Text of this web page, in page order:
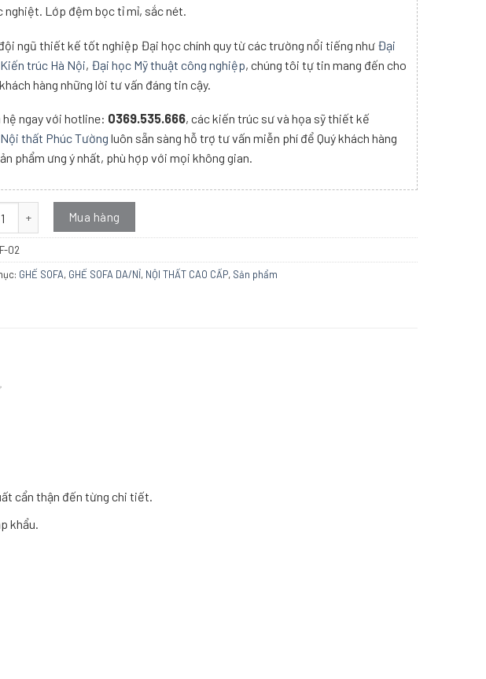
nghiệt. Lớp đệm bọc tỉ mỉ, sắc nét.
ngũ thiết kế tốt nghiệp Đại học chính quy từ các trường nổi tiếng như Đại
trúc Hà Nội, Đại học Mỹ thuật công nghiệp, chúng tôi tự tin mang đến cho
hàng những lời tư vấn đáng tin cậy.
hệ ngay với hotline: 0369.535.666, các kiến trúc sư và họa sỹ thiết kế
Nội thất Phúc Tường luôn sẵn sàng hỗ trợ tư vấn miễn phí để Quý khách hàng
phẩm ưng ý nhất, phù hợp với mọi không gian.
BỌC DA / NỈ (SF-02) số lượng
Mua hàng
02
GHẾ SOFA, GHẾ SOFA DA/NỈ, NỘI THẤT CAO CẤP, Sản phẩm
cẩn thận đến từng chi tiết.
khẩu.